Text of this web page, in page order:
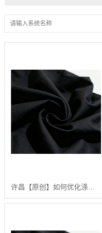
许昌【原创】如何优化涤棉面料的生产流程：陕西秦塬纺织的实践指南【怎么做?】